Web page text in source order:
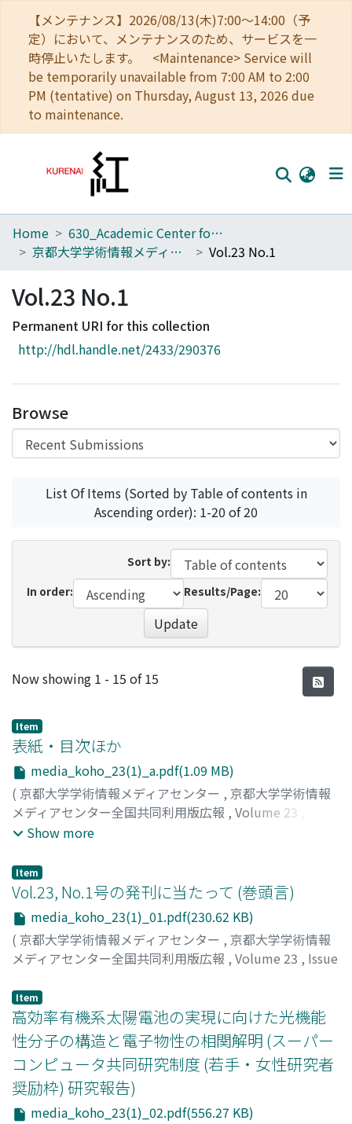
【メンテナンス】2026/08/13(木)7:00～14:00（予
定）において、メンテナンスのため、サービスを一
時停止いたします。 <Maintenance> Service will
be temporarily unavailable from 7:00 AM to 2:00
PM (tentative) on Thursday, August 13, 2026 due
to maintenance.
Home
Browse
Download Ranking
Access Statistics
Home
630_Academic Center for Computing and Media Studies
京都大学学術情報メディアセンター 全国共同利用版広報
Vol.23 No.1
Vol.23 No.1
Permanent URI for this collection
http://hdl.handle.net/2433/290376
Browse
List Of Items (Sorted by Table of contents in
Ascending order): 1-20 of 20
Sort by:
In order:
Results/Page:
Update
Recent Submissions
Now showing 1 - 15 of 15
Item
表紙・目次ほか
media_koho_23(1)_a.pdf(1.09 MB)
( 京都大学学術情報メディアセンター , 京都大学学術情報
メディアセンター全国共同利用版広報 , Volume 23
1,2024 )
Show more
Item
Vol.23, No.1号の発刊に当たって (巻頭言)
media_koho_23(1)_01.pdf(230.62 KB)
( 京都大学学術情報メディアセンター , 京都大学学術情報
メディアセンター全国共同利用版広報 , Volume 23 , Issue
森, 信介
Item
高効率有機系太陽電池の実現に向けた光機能
性分子の構造と電子物性の相関解明 (スーパー
コンピュータ共同研究制度 (若手・女性研究者
奨励枠) 研究報告)
media_koho_23(1)_02.pdf(556.27 KB)